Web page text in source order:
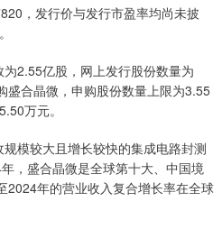
，发行价与发行市盈率均尚未披
2.55亿股，网上发行股份数量为
盛合晶微，申购股份数量上限为3.55
万元。
模较大且增长较快的集成电路封测
，盛合晶微是全球第十大、中国境
2024年的营业收入复合增长率在全球